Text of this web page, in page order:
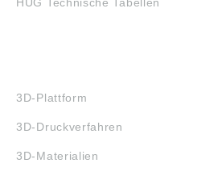
3D-Plattform
3D-Druckverfahren
3D-Materialien